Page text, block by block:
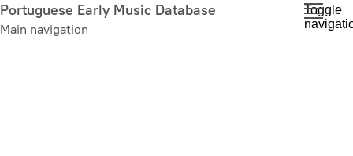
Skip
to
Portuguese Early Music Database
Main navigation
Toggle